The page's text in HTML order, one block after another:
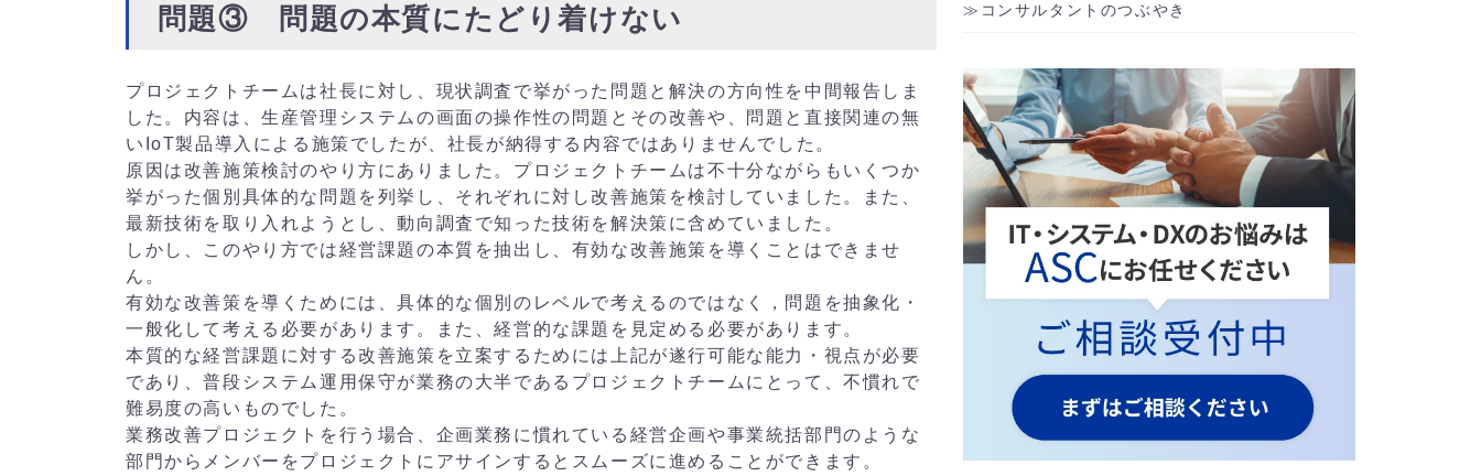
問題③ 問題の本質にたどり着けない
プロジェクトチームは社長に対し、現状調査で挙がった問題と解決の方向性を中間報告しま
した。内容は、生産管理システムの画面の操作性の問題とその改善や、問題と直接関連の無
いIoT製品導入による施策でしたが、社長が納得する内容ではありませんでした。
原因は改善施策検討のやり方にありました。プロジェクトチームは不十分ながらもいくつか
挙がった個別具体的な問題を列挙し、それぞれに対し改善施策を検討していました。また、
最新技術を取り入れようとし、動向調査で知った技術を解決策に含めていました。
しかし、このやり方では経営課題の本質を抽出し、有効な改善施策を導くことはできませ
ん。
有効な改善策を導くためには、具体的な個別のレベルで考えるのではなく，問題を抽象化・
一般化して考える必要があります。また、経営的な課題を見定める必要があります。
本質的な経営課題に対する改善施策を立案するためには上記が遂行可能な能力・視点が必要
であり、普段システム運用保守が業務の大半であるプロジェクトチームにとって、不慣れで
難易度の高いものでした。
業務改善プロジェクトを行う場合、企画業務に慣れている経営企画や事業統括部門のような
部門からメンバーをプロジェクトにアサインするとスムーズに進めることができます。
コンサルタントのつぶやき